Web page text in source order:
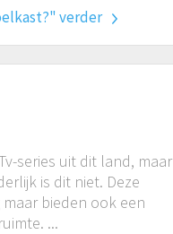
verder
series uit dit land, maar
is dit niet. Deze
bieden ook een
...